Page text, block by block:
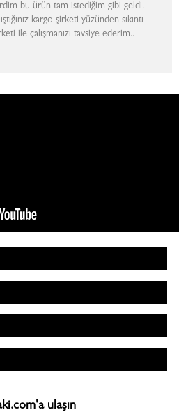
bu ürün tam istediğim gibi geldi.
kargo şirketi yüzünden sıkıntı
ile çalışmanızı tavsiye ederim..
ulaşın